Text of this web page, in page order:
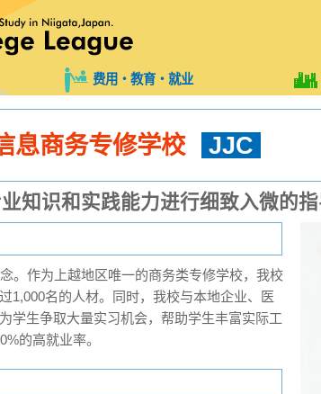
费用・教育・就业
息商务专修学校 JJC
知识和实践能力进行细致入微的
。作为上越地区唯一的商务类专修学校，我校
1,000名的人材。同时，我校与本地企业、医
学生争取大量实习机会，帮助学生丰富实际工
的高就业率。